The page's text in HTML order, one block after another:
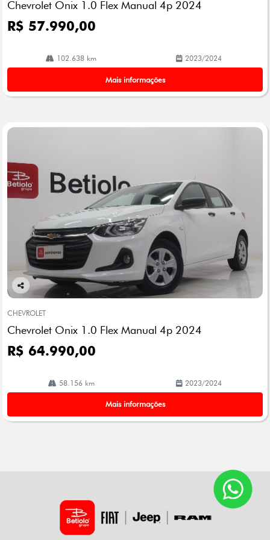
lhe
Chevrolet Onix 1.0 Flex Manual 4p 2024
R$ 57.990,00
102.638 km 2023/2024
Mais informações
Co
arti
lhe
CHEVROLET
Chevrolet Onix 1.0 Flex Manual 4p 2024
R$ 64.990,00
58.156 km 2023/2024
Mais informações